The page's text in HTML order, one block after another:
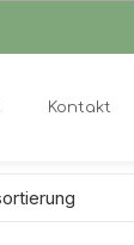
Kontakt